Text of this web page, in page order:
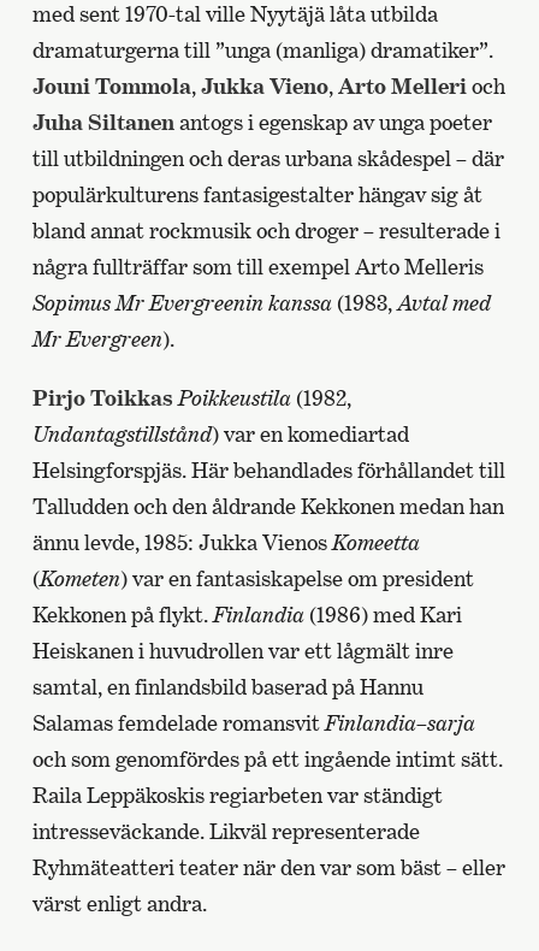
med sent 1970-tal ville Nyytäjä låta utbilda
dramaturgerna till ”unga (manliga) dramatiker”.
Jouni Tommola,Jukka Vieno,Arto Mellerioch
Juha Siltanenantogs i egenskap av unga poeter
till utbildningen och deras urbana skådespel – där
populärkulturens fantasigestalter hängav sig åt
bland annat rockmusik och droger – resulterade i
några fullträffar som till exempel Arto Melleris
Sopimus Mr Evergreenin kanssa(1983,Avtal med
Mr Evergreen).
Pirjo Toikkas Poikkeustila(1982,
Undantagstillstånd) var en komediartad
Helsingforspjäs. Här behandlades förhållandet till
Talludden och den åldrande Kekkonen medan han
ännu levde, 1985: Jukka VienosKomeetta
(Kometen) var en fantasiskapelse om president
Kekkonen på flykt.Finlandia(1986) med Kari
Heiskanen i huvudrollen var ett lågmält inre
samtal, en finlandsbild baserad på Hannu
Salamas femdelade romansvitFinlandia–sarja
och som genomfördes på ett ingående intimt sätt.
Raila Leppäkoskis regiarbeten var ständigt
intresseväckande. Likväl representerade
Ryhmäteatteri teater när den var som bäst – eller
värst enligt andra.